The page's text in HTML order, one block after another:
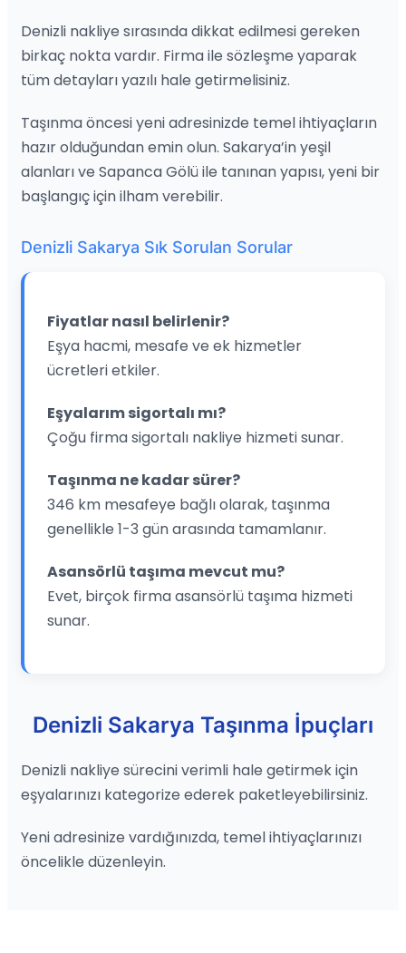
Denizli nakliye sırasında dikkat edilmesi gereken
birkaç nokta vardır. Firma ile sözleşme yaparak
tüm detayları yazılı hale getirmelisiniz.
Taşınma öncesi yeni adresinizde temel ihtiyaçların
hazır olduğundan emin olun. Sakarya’in yeşil
alanları ve Sapanca Gölü ile tanınan yapısı, yeni bir
başlangıç için ilham verebilir.
Denizli Sakarya Sık Sorulan Sorular
Fiyatlar nasıl belirlenir?
Eşya hacmi, mesafe ve ek hizmetler
ücretleri etkiler.
Eşyalarım sigortalı mı?
Çoğu firma sigortalı nakliye hizmeti sunar.
Taşınma ne kadar sürer?
346 km mesafeye bağlı olarak, taşınma
genellikle 1-3 gün arasında tamamlanır.
Asansörlü taşıma mevcut mu?
Evet, birçok firma asansörlü taşıma hizmeti
sunar.
Denizli Sakarya Taşınma İpuçları
Denizli nakliye sürecini verimli hale getirmek için
eşyalarınızı kategorize ederek paketleyebilirsiniz.
Yeni adresinize vardığınızda, temel ihtiyaçlarınızı
öncelikle düzenleyin.